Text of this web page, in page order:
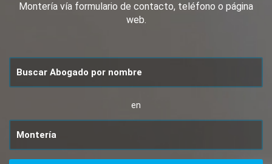
Montería vía formulario de contacto, teléfono o página
web.
en